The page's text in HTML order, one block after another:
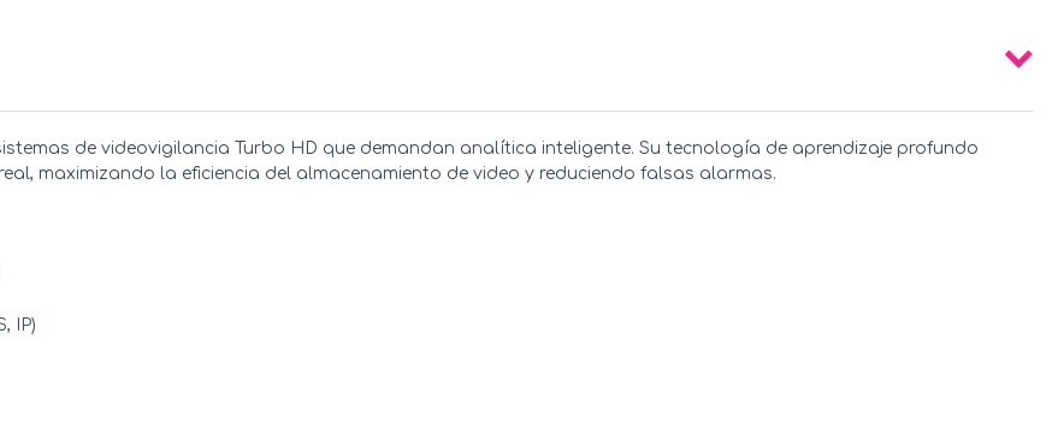
de videovigilancia Turbo HD que demandan analítica inteligente. Su tecnología de aprendizaje profundo
maximizando la eficiencia del almacenamiento de video y reduciendo falsas alarmas.
IP)